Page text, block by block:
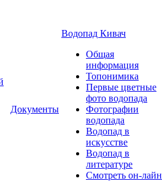
Документы
Водопад Кивач
Общая
информация
Топонимика
Первые цветные
фото водопада
Фотографии
водопада
Водопад в
искусстве
Водопад в
литературе
Смотреть он-лайн